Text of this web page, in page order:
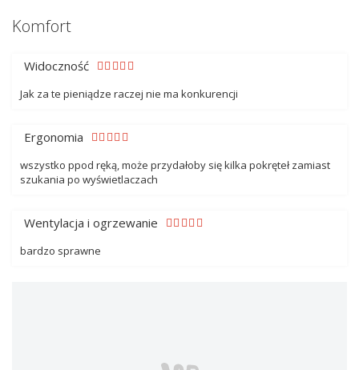
Komfort
Widoczność
Jak za te pieniądze raczej nie ma konkurencji
Ergonomia
wszystko ppod ręką, może przydałoby się kilka pokręteł zamiast
szukania po wyświetlaczach
Wentylacja i ogrzewanie
bardzo sprawne